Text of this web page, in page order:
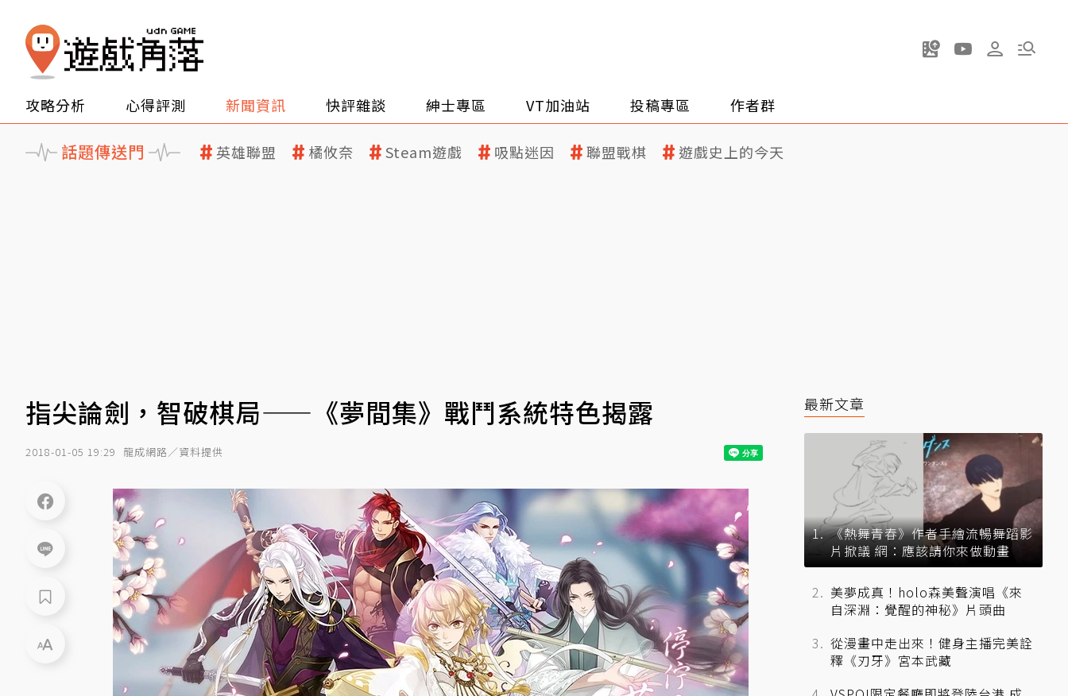
攻略分析 心得評測 新聞資訊 快評雜談 紳士專區 VT加油站 投稿專區 作者群
話題傳送門 英雄聯盟 橘攸奈 Steam遊戲 吸點迷因 聯盟戰棋 遊戲史上的今天
指尖論劍，智破棋局——《夢間集》戰鬥系統特色揭露
2018-01-05 19:29 龍成網路／資料提供
最新文章
《熱舞青春》作者手繪流暢舞蹈影
片掀議 網：應該請你來做動畫
美夢成真！holo森美聲演唱《來
自深淵：覺醒的神秘》片頭曲
從漫畫中走出來！健身主播完美詮
釋《刃牙》宮本武藏